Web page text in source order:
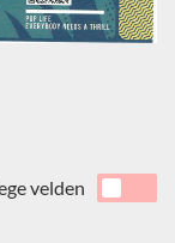
velden